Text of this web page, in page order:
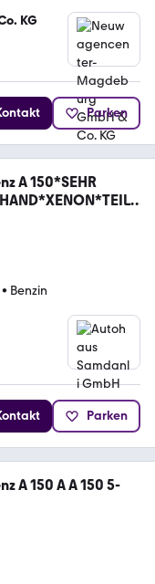
KG
Parken
A 150*SEHR
• Benzin
Parken
A 150 A A 150 5-